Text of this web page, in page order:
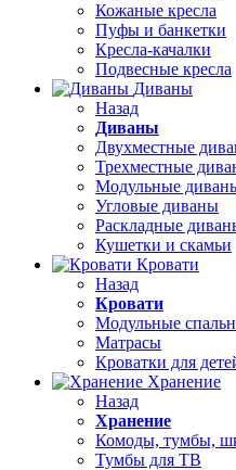
Кожаные кресла
Пуфы и банкетки
Кресла-качалки
Подвесные кресла
Диваны
Назад
Диваны
Двухместные
Трехместные
Модульные
Угловые диваны
Раскладные
Кушетки и скамьи
Кровати
Назад
Кровати
Модульные
Матрасы
Кроватки для
Хранение
Назад
Хранение
Комоды, тумбы,
Тумбы для ТВ